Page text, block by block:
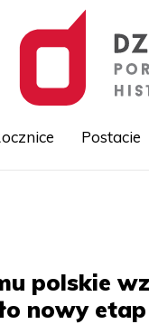
Postacie
polskie
nowy